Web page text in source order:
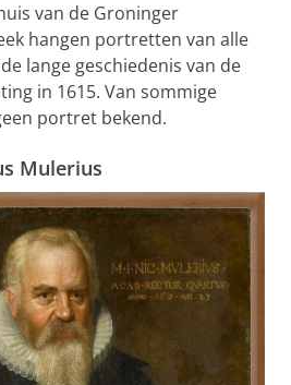
van de Groninger
hangen portretten van alle
lange geschiedenis van de
in 1615. Van sommige
portret bekend.
Mulerius